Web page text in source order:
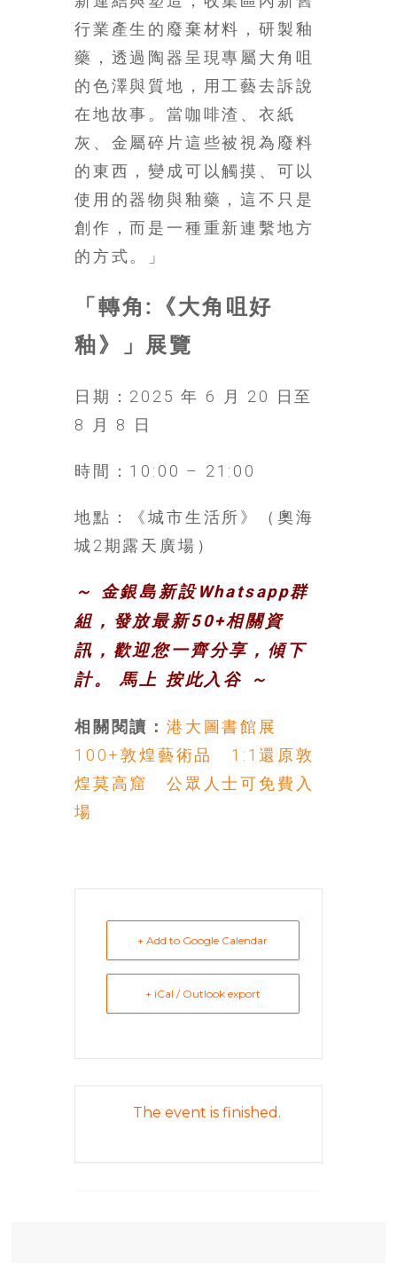
行業產生的廢棄材料，研製釉
藥，透過陶器呈現專屬大角咀
的色澤與質地，用工藝去訴說
在地故事。當咖啡渣、衣紙
灰、金屬碎片這些被視為廢料
的東西，變成可以觸摸、可以
使用的器物與釉藥，這不只是
創作，而是一種重新連繫地方
的方式。」
「轉角:《大角咀好
釉》」展覽
日期：2025 年 6 月 20 日至
8 月 8 日
時間：10:00 – 21:00
地點：《城市生活所》（奧海
城2期露天廣場）
～ 金銀島新設Whatsapp群
組，發放最新50+相關資
訊，歡迎您一齊分享，傾下
計。 馬上 按此入谷 ～
相關閱讀： 港大圖書館展
100+敦煌藝術品 1:1還原敦
煌莫高窟 公眾人士可免費入
場
+ Add to Google Calendar
+ iCal / Outlook export
The event is finished.